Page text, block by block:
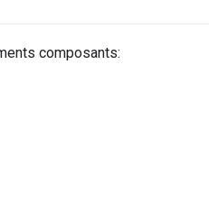
composants: